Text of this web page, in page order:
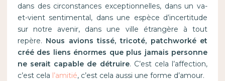
dans des circonstances exceptionnelles, dans un va-
et-vient sentimental, dans une espèce d’incertitude
sur notre avenir, dans une ville étrangère à tout
repère. Nous avions tissé, tricoté, patchworké et
créé des liens énormes que plus jamais personne
ne serait capable de détruire. C’est cela l’affection,
c’est cela l’amitié, c’est cela aussi une forme d’amour.